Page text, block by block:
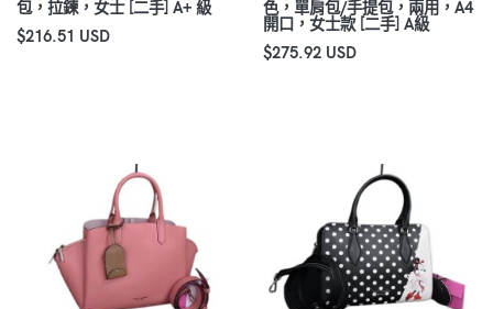
包，拉鍊，女士 [二手] A+ 級
$216.51 USD
色，單肩包/手提包，兩用，A4
開口，女士款 [二手] A級
$275.92 USD